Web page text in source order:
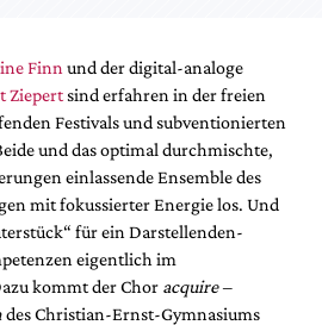
Finn und der digital-analoge
Ziepertsind erfahren in der freien
Festivals und subventionierten
und das optimal durchmischte,
einlassende Ensemble des
mit fokussierter Energie los. Und
für ein Darstellenden-
eigentlich im
kommt der Chor acquire –
des Christian-Ernst-Gymnasiums